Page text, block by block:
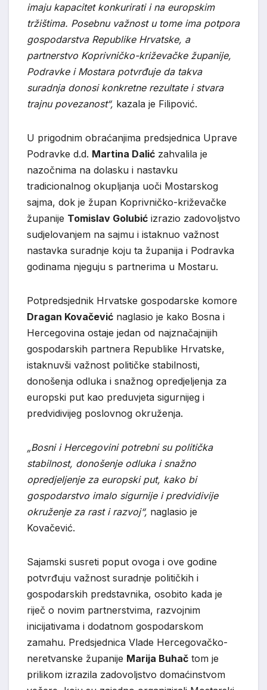
imaju kapacitet konkurirati i na europskim
tržištima. Posebnu važnost u tome ima potpora
gospodarstva Republike Hrvatske, a
partnerstvo Koprivničko-križevačke županije,
Podravke i Mostara potvrđuje da takva
suradnja donosi konkretne rezultate i stvara
trajnu povezanost“, kazala je Filipović.
U prigodnim obraćanjima predsjednica Uprave
Podravke d.d. Martina Dalić zahvalila je
nazočnima na dolasku i nastavku
tradicionalnog okupljanja uoči Mostarskog
sajma, dok je župan Koprivničko-križevačke
županije Tomislav Golubić izrazio zadovoljstvo
sudjelovanjem na sajmu i istaknuo važnost
nastavka suradnje koju ta županija i Podravka
godinama njeguju s partnerima u Mostaru.
Potpredsjednik Hrvatske gospodarske komore
Dragan Kovačević naglasio je kako Bosna i
Hercegovina ostaje jedan od najznačajnijih
gospodarskih partnera Republike Hrvatske,
istaknuvši važnost političke stabilnosti,
donošenja odluka i snažnog opredjeljenja za
europski put kao preduvjeta sigurnijeg i
predvidivijeg poslovnog okruženja.
„Bosni i Hercegovini potrebni su politička
stabilnost, donošenje odluka i snažno
opredjeljenje za europski put, kako bi
gospodarstvo imalo sigurnije i predvidivije
okruženje za rast i razvoj“, naglasio je
Kovačević.
Sajamski susreti poput ovoga i ove godine
potvrđuju važnost suradnje političkih i
gospodarskih predstavnika, osobito kada je
riječ o novim partnerstvima, razvojnim
inicijativama i dodatnom gospodarskom
zamahu. Predsjednica Vlade Hercegovačko-
neretvanske županije Marija Buhač tom je
prilikom izrazila zadovoljstvo domaćinstvom